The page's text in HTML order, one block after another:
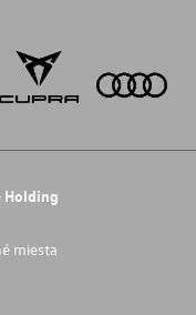
Holding
miesta